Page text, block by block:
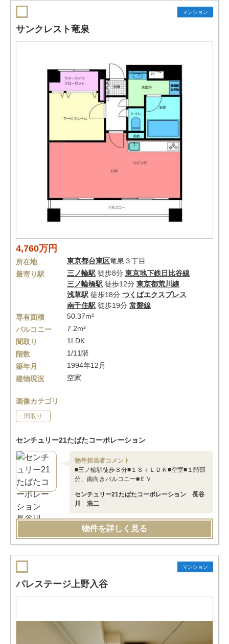
マンション
サンクレスト竜泉
4,760万円
所在地 東京都台東区竜泉３丁目
最寄り駅
三ノ輪駅 徒歩8分 東京地下鉄日比谷線
三ノ輪橋駅 徒歩12分 東京都荒川線
浅草駅 徒歩18分 つくばエクスプレス
南千住駅 徒歩19分 常磐線
専有面積
50.37m²
バルコニー
7.2m²
間取り
1LDK
階数
1/11階
築年月
1994年12月
建物現況
空家
画像カテゴリ
間取り
センチュリー21たばたコーポレーション
物件担当者コメント
■三ノ輪駅徒歩８分■１Ｓ＋ＬＤＫ■空室■１階部
分、南向きバルコニー■ＥＶ
センチュリー21たばたコーポレーション 長谷
川 浩二
物件を詳しく見る
マンション
パレステージ上野入谷